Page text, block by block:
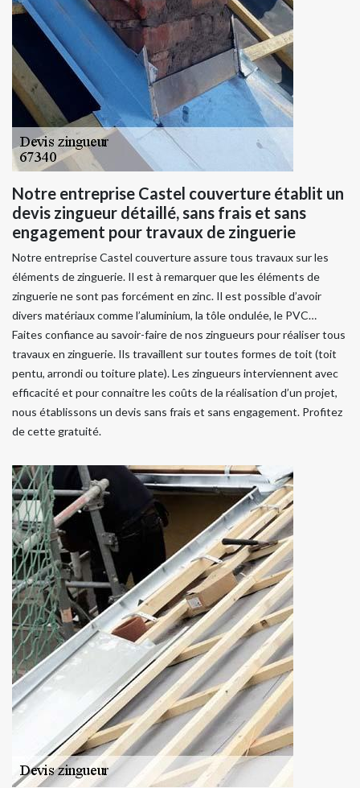
Notre entreprise Castel couverture établit un
devis zingueur détaillé, sans frais et sans
engagement pour travaux de zinguerie
Notre entreprise Castel couverture assure tous travaux sur les
éléments de zinguerie. Il est à remarquer que les éléments de
zinguerie ne sont pas forcément en zinc. Il est possible d’avoir
divers matériaux comme l’aluminium, la tôle ondulée, le PVC…
Faites confiance au savoir-faire de nos zingueurs pour réaliser tous
travaux en zinguerie. Ils travaillent sur toutes formes de toit (toit
pentu, arrondi ou toiture plate). Les zingueurs interviennent avec
efficacité et pour connaitre les coûts de la réalisation d’un projet,
nous établissons un devis sans frais et sans engagement. Profitez
de cette gratuité.